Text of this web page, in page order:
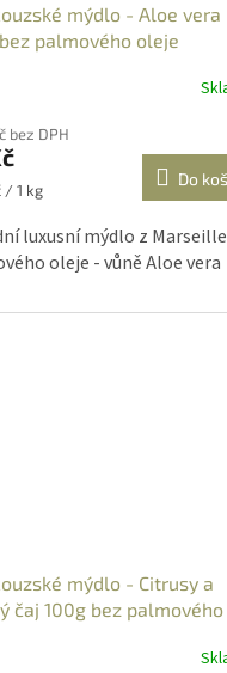
mýdlo - Aloe vera
palmového oleje
bez DPH
/ 1 kg
Do
luxusní mýdlo z
oleje - vůně Aloe vera
mýdlo - Citrusy a
čaj 100g bez palmového